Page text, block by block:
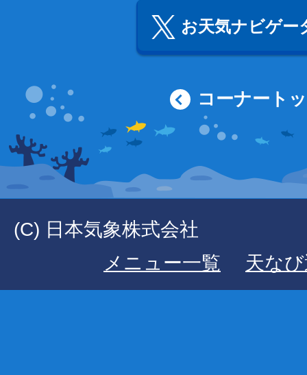
お天気ナビゲー
コーナート
(C) 日本気象株式会社
メニュー一覧
天な